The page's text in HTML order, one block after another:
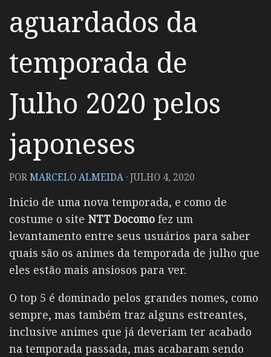
aguardados da
temporada de
Julho 2020 pelos
japoneses
PORMARCELO ALMEIDA ·JULHO 4, 2020
Inicio de uma nova temporada, e como de
costume o site NTT Docomo fez um
levantamento entre seus usuários para saber
quais são os animes da temporada de julho que
eles estão mais ansiosos para ver.
O top 5 é dominado pelos grandes nomes, como
sempre, mas também traz alguns estreantes,
inclusive animes que já deveriam ter acabado
na temporada passada, mas acabaram sendo